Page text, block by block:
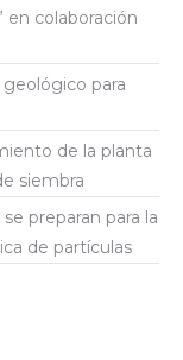
en colaboración
geológico para
de la planta
siembra
preparan para la
de partículas